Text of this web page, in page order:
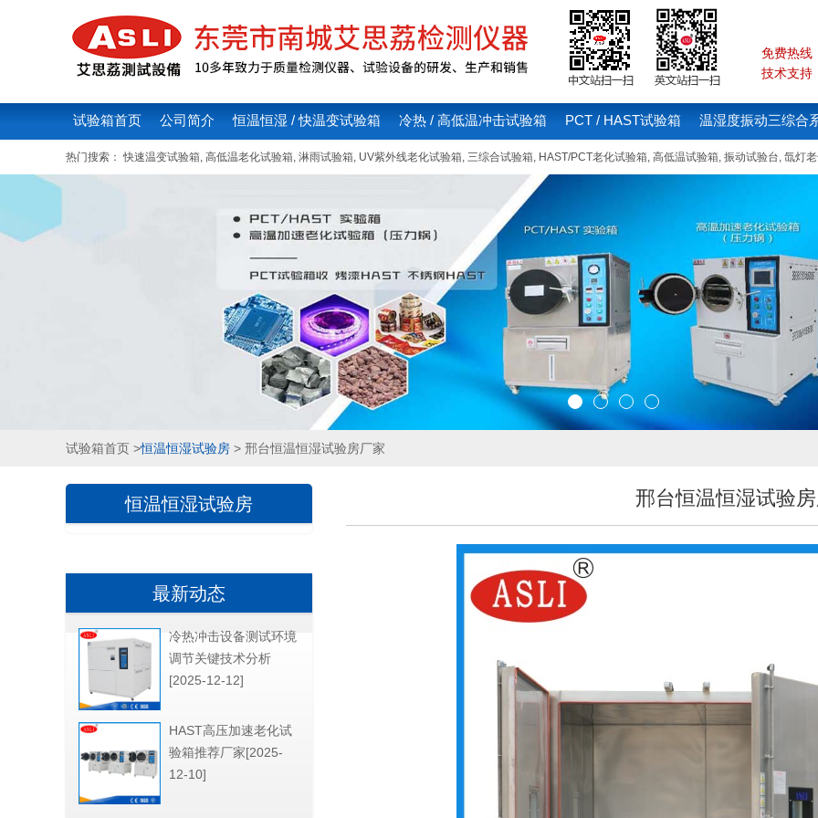
免费热线
技术支持
试验箱首页 公司简介 恒温恒湿 / 快温变试验箱 冷热 / 高低温冲击试验箱 PCT / HAST试验箱 温湿度振动三综合
热门搜索：快速温变试验箱, 高低温老化试验箱, 淋雨试验箱, UV紫外线老化试验箱, 三综合试验箱, HAST/PCT老化试验箱, 高低温试验箱, 振动试验台, 氙灯
试验箱首页 >恒温恒湿试验房 > 邢台恒温恒湿试验房厂家
邢台恒温恒湿试验
恒温恒湿试验房
最新动态
冷热冲击设备测试环境
调节关键技术分析
[2025-12-12]
HAST高压加速老化试
验箱推荐厂家[2025-
12-10]